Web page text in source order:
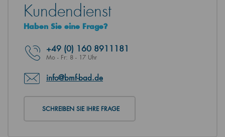
Kundendienst
Haben Sie eine Frage?
+49 (0) 160 8911181
Mo - Fr: 8 - 17 Uhr
info@bmf-bad.de
SCHREIBEN SIE IHRE FRAGE